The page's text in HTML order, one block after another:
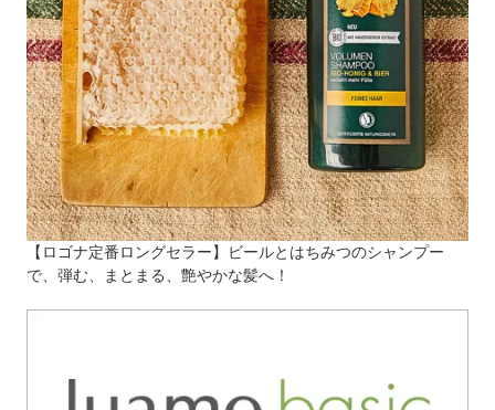
【ロゴナ定番ロングセラー】ビールとはちみつのシャンプー
で、弾む、まとまる、艶やかな髪へ！